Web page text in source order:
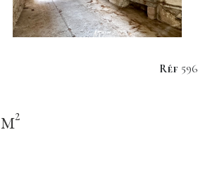
Autre 1 pièce(s) 200 m²
Réf 596